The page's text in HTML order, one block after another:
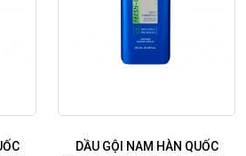
DẦU GỘI NAM HÀN QUỐC